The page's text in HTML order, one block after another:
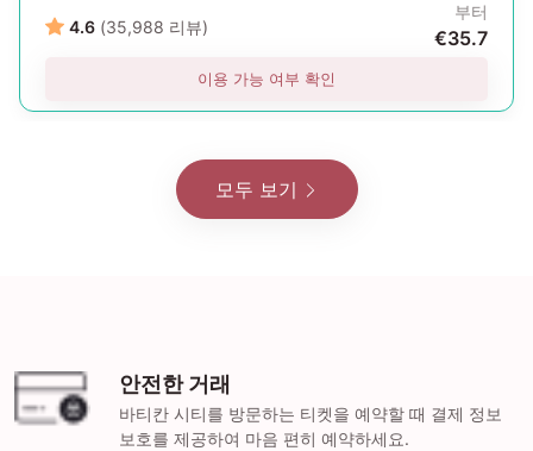
4.6 (35,988 리뷰)
부터
€35.7
이용 가능 여부 확인
모두 보기
안전한 거래
바티칸 시티를 방문하는 티켓을 예약할 때 결제 정보
보호를 제공하여 마음 편히 예약하세요.